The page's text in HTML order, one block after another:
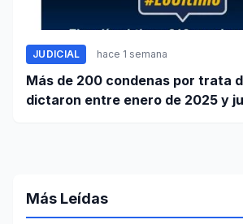
JUDICIAL hace 1 semana
Más de 200 condenas por trata
dictaron entre enero de 2025 y
Más Leídas